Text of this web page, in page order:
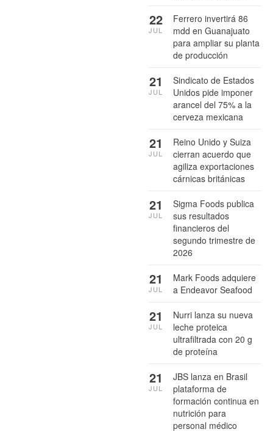
Ferrero invertirá 86
mdd en Guanajuato
para ampliar su planta
de producción
22
JUL
Sindicato de Estados
Unidos pide imponer
arancel del 75% a la
cerveza mexicana
21
JUL
Reino Unido y Suiza
cierran acuerdo que
agiliza exportaciones
cárnicas británicas
21
JUL
Sigma Foods publica
sus resultados
financieros del
segundo trimestre de
2026
21
JUL
Mark Foods adquiere
a Endeavor Seafood
21
JUL
Nurri lanza su nueva
leche proteica
ultrafiltrada con 20 g
de proteína
21
JUL
JBS lanza en Brasil
plataforma de
formación continua en
nutrición para
personal médico
21
JUL